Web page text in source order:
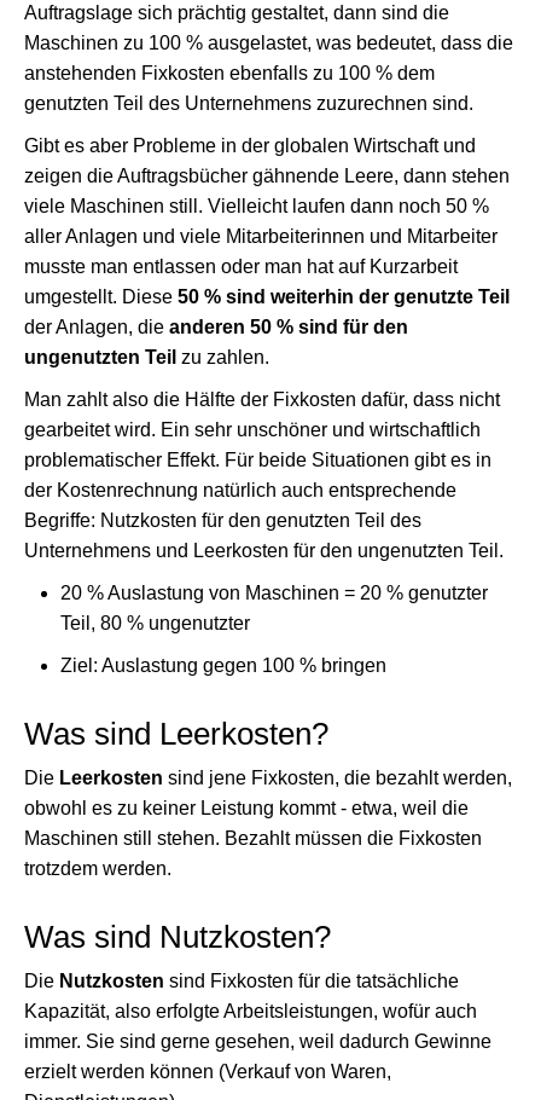
Auftragslage sich prächtig gestaltet, dann sind die
Maschinen zu 100 % ausgelastet, was bedeutet, dass die
anstehenden Fixkosten ebenfalls zu 100 % dem
genutzten Teil des Unternehmens zuzurechnen sind.
Gibt es aber Probleme in der globalen Wirtschaft und
zeigen die Auftragsbücher gähnende Leere, dann stehen
viele Maschinen still. Vielleicht laufen dann noch 50 %
aller Anlagen und viele Mitarbeiterinnen und Mitarbeiter
musste man entlassen oder man hat auf Kurzarbeit
umgestellt. Diese 50 % sind weiterhin der genutzte Teil
der Anlagen, die anderen 50 % sind für den
ungenutzten Teil zu zahlen.
Man zahlt also die Hälfte der Fixkosten dafür, dass nicht
gearbeitet wird. Ein sehr unschöner und wirtschaftlich
problematischer Effekt. Für beide Situationen gibt es in
der Kostenrechnung natürlich auch entsprechende
Begriffe: Nutzkosten für den genutzten Teil des
Unternehmens und Leerkosten für den ungenutzten Teil.
20 % Auslastung von Maschinen = 20 % genutzter
Teil, 80 % ungenutzter
Ziel: Auslastung gegen 100 % bringen
Was sind Leerkosten?
Die Leerkosten sind jene Fixkosten, die bezahlt werden,
obwohl es zu keiner Leistung kommt - etwa, weil die
Maschinen still stehen. Bezahlt müssen die Fixkosten
trotzdem werden.
Was sind Nutzkosten?
Die Nutzkosten sind Fixkosten für die tatsächliche
Kapazität, also erfolgte Arbeitsleistungen, wofür auch
immer. Sie sind gerne gesehen, weil dadurch Gewinne
erzielt werden können (Verkauf von Waren,